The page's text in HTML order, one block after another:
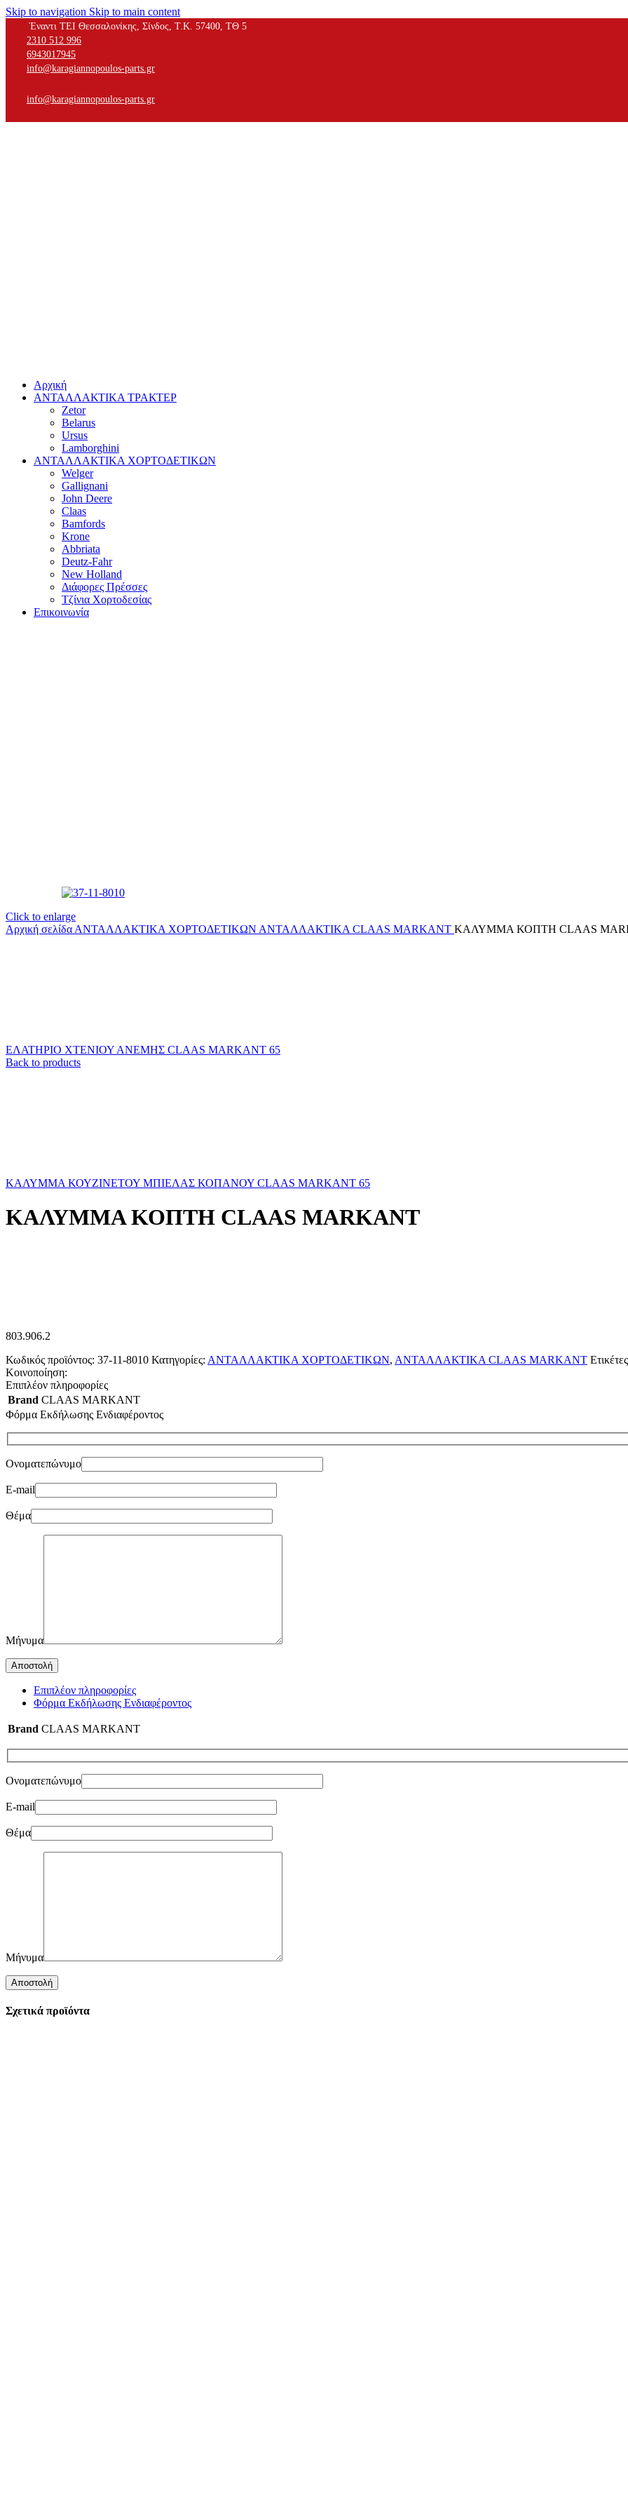
Skip to navigation Skip to main content
Έναντι ΤΕΙ Θεσσαλονίκης, Σίνδος, Τ.Κ. 57400, ΤΘ 5
2310 512 996
6943017945
info@karagiannopoulos-parts.gr
info@karagiannopoulos-parts.gr
Αρχική
ΑΝΤΑΛΛΑΚΤΙΚΑ ΤΡΑΚΤΕΡ
Zetor
Belarus
Ursus
Lamborghini
ΑΝΤΑΛΛΑΚΤΙΚΑ ΧΟΡΤΟΔΕΤΙΚΩΝ
Welger
Gallignani
John Deere
Claas
Bamfords
Krone
Abbriata
Deutz-Fahr
New Holland
Διάφορες Πρέσσες
Τζίνια Χορτοδεσίας
Επικοινωνία
Click to enlarge
Αρχική σελίδα ΑΝΤΑΛΛΑΚΤΙΚΑ ΧΟΡΤΟΔΕΤΙΚΩΝ ΑΝΤΑΛΛΑΚΤΙΚΑ CLAAS MARKANT ΚΑΛΥΜΜΑ ΚΟΠΤΗ CLAAS
ΕΛΑΤΗΡΙΟ ΧΤΕΝΙΟΥ ΑΝΕΜΗΣ CLAAS MARKANT 65
Back to products
ΚΑΛΥΜΜΑ ΚΟΥΖΙΝΕΤΟΥ ΜΠΙΕΛΑΣ ΚΟΠΑΝΟΥ CLAAS MARKANT 65
ΚΑΛΥΜΜΑ ΚΟΠΤΗ CLAAS MARKANT
803.906.2
Κωδικός προϊόντος: 37-11-8010 Κατηγορίες: ΑΝΤΑΛΛΑΚΤΙΚΑ ΧΟΡΤΟΔΕΤΙΚΩΝ, ΑΝΤΑΛΛΑΚΤΙΚΑ CLAAS MARKANT
Κοινοποίηση:
Επιπλέον πληροφορίες
Brand CLAAS MARKANT
Φόρμα Εκδήλωσης Ενδιαφέροντος
Ονοματεπώνυμο
E-mail
Θέμα
Μήνυμα
Επιπλέον πληροφορίες
Φόρμα Εκδήλωσης Ενδιαφέροντος
Brand CLAAS MARKANT
Ονοματεπώνυμο
E-mail
Θέμα
Μήνυμα
Σχετικά προϊόντα